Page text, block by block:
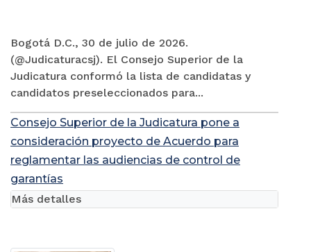
Bogotá D.C., 30 de julio de 2026.
(@Judicaturacsj). El Consejo Superior de la
Judicatura conformó la lista de candidatas y
candidatos preseleccionados para...
Consejo Superior de la Judicatura pone a
consideración proyecto de Acuerdo para
reglamentar las audiencias de control de
garantías
Más detalles